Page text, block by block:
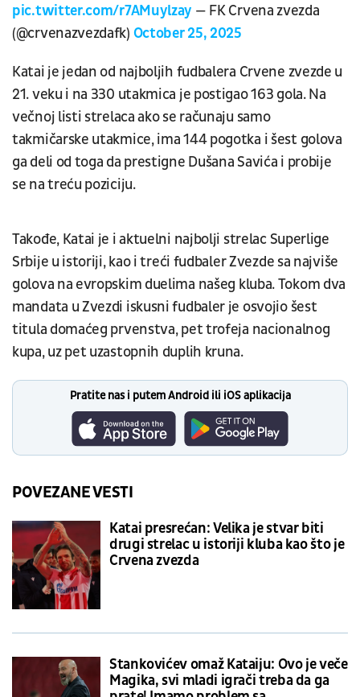
pic.twitter.com/r7AMuylzay — FK Crvena zvezda
(@crvenazvezdafk) October 25, 2025
Katai je jedan od najboljih fudbalera Crvene zvezde u
21. veku i na 330 utakmica je postigao 163 gola. Na
večnoj listi strelaca ako se računaju samo
takmičarske utakmice, ima 144 pogotka i šest golova
ga deli od toga da prestigne Dušana Savića i probije
se na treću poziciju.
Takođe, Katai je i aktuelni najbolji strelac Superlige
Srbije u istoriji, kao i treći fudbaler Zvezde sa najviše
golova na evropskim duelima našeg kluba. Tokom dva
mandata u Zvezdi iskusni fudbaler je osvojio šest
titula domaćeg prvenstva, pet trofeja nacionalnog
kupa, uz pet uzastopnih duplih kruna.
Pratite nas i putem Android ili iOS aplikacija
POVEZANE VESTI
Katai presrećan: Velika je stvar biti
drugi strelac u istoriji kluba kao što je
Crvena zvezda
Stankovićev omaž Kataiju: Ovo je veče
Magika, svi mladi igrači treba da ga